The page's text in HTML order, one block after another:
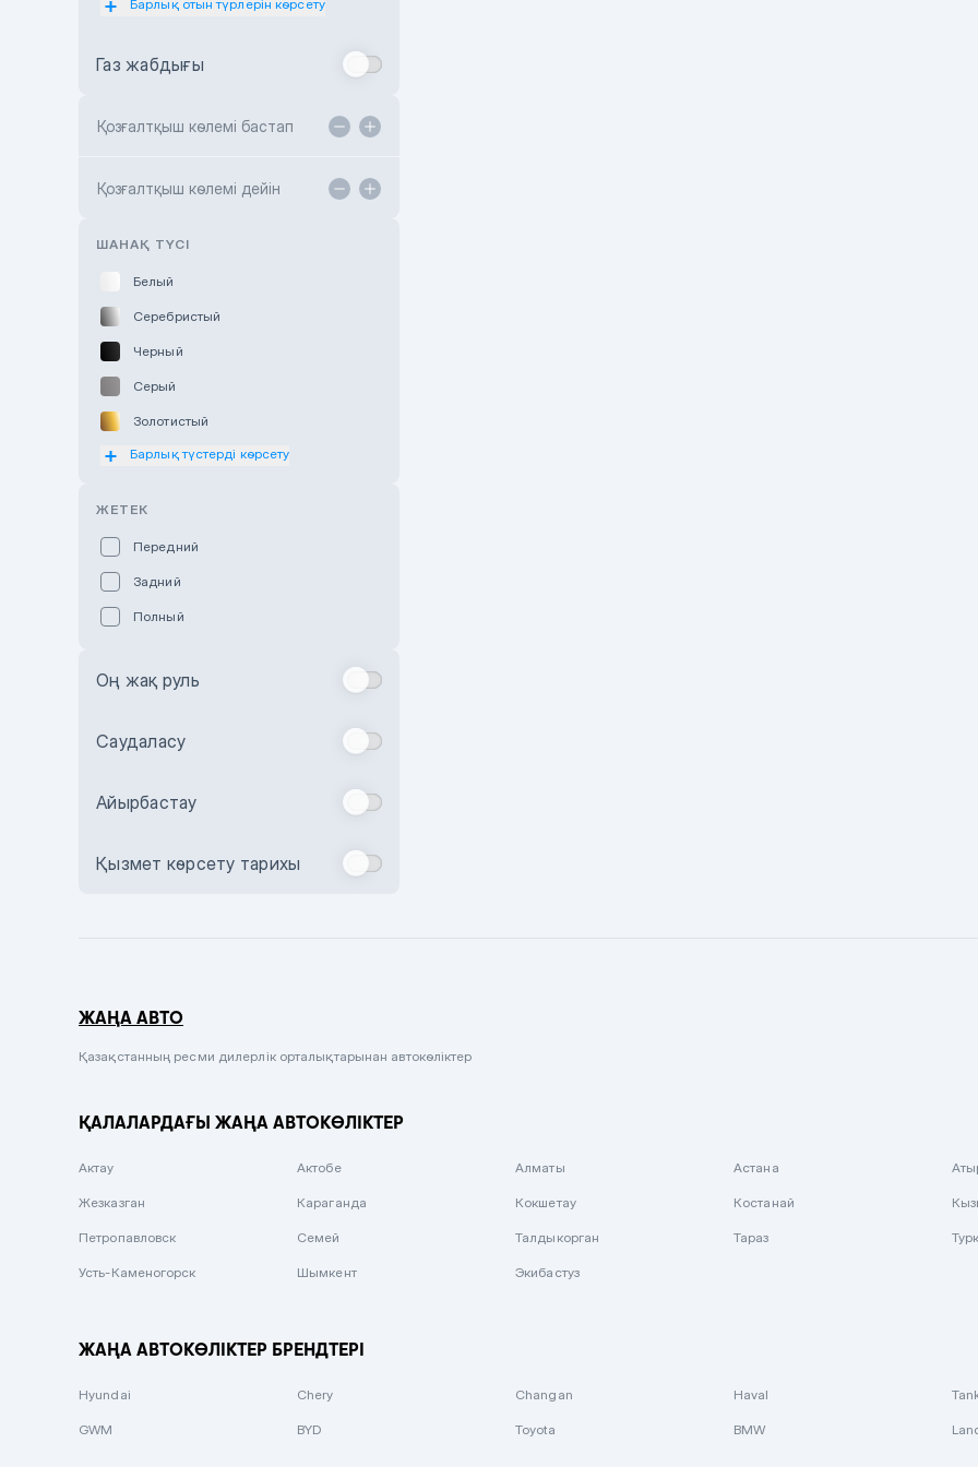
Toyota Astana
TANK Motors Karaganda
Барлық отын түрлерін көрсету
Газ жабдығы
Қозғалтқыш көлемі бастап
Қозғалтқыш көлемі дейін
ШАНАҚ ТҮСІ
Белый
Серебристый
Черный
Серый
Золотистый
Оранжевый
Зеленый
Бежевый
Комбинированный
Сиреневый металлик
Вишневый
Барлық түстерді көрсету
ЖЕТЕК
Передний
Задний
Полный
Оң жақ руль
Саудаласу
Айырбастау
Қызмет көрсету тарихы
ЖАҢА АВТО
Қазақстанның ресми дилерлік орталықтарынан автокөліктер
ҚАЛАЛАРДАҒЫ ЖАҢА АВТОКӨЛІКТЕР
Актау Актобе Алматы Астана
Жезказган Караганда Кокшетау Костанай
Петропавловск Семей Талдыкорган Тараз
Усть-Каменогорск Шымкент Экибастуз
ЖАҢА АВТОКӨЛІКТЕР БРЕНДТЕРІ
Hyundai Chery Changan Haval
GWM BYD Toyota BMW